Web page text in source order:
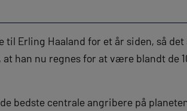
Erling Haaland for et år siden, så
han nu regnes for at være blandt de
bedste centrale angribere på